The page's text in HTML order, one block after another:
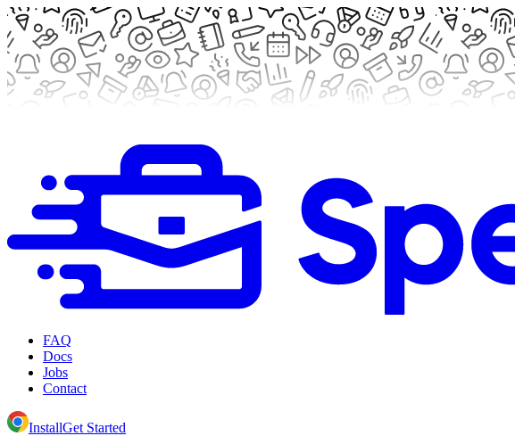
FAQ
Docs
Jobs
Contact
InstallGet Started